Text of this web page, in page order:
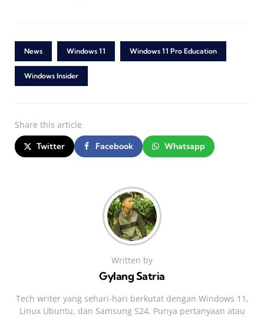
News Windows 11 Windows 11 Pro Education
Windows Insider
Share this article
Twitter Facebook Whatsapp
Written by
Gylang Satria
Tech writer yang sehari‑hari berkutat dengan Windows 11,
Linux Ubuntu, dan Samsung S24. Punya pertanyaan atau